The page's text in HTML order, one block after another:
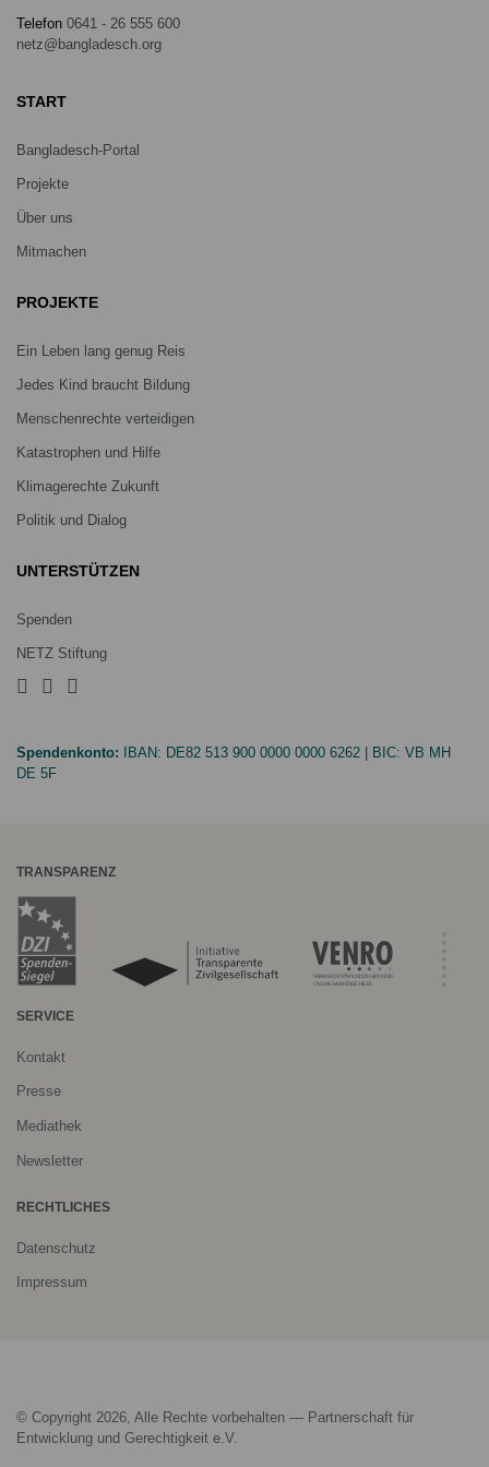
Telefon 0641 - 26 555 600
netz@bangladesch.org
START
Bangladesch-Portal
Projekte
Über uns
Mitmachen
PROJEKTE
Ein Leben lang genug Reis
Jedes Kind braucht Bildung
Menschenrechte verteidigen
Katastrophen und Hilfe
Klimagerechte Zukunft
Politik und Dialog
UNTERSTÜTZEN
Spenden
NETZ Stiftung
Spendenkonto: IBAN: DE82 513 900 0000 0000 6262 | BIC: VB MH
DE 5F
TRANSPARENZ
SERVICE
Kontakt
Presse
Mediathek
Newsletter
RECHTLICHES
Datenschutz
Impressum
© Copyright 2026, Alle Rechte vorbehalten — Partnerschaft für
Entwicklung und Gerechtigkeit e.V.